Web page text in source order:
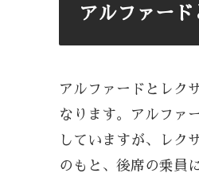
アルファー
アルファードとレク
なります。アルファ
していますが、レク
のもと、後席の乗員